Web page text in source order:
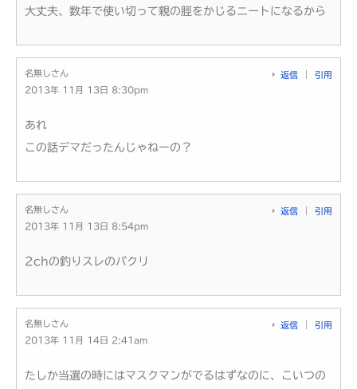
大丈夫、数年で使い切って親の脛をかじるニートになるから
名無しさん
2013年 11月 13日 8:30pm
返信 引用
あれ
この話デマだったんじゃねーの？
名無しさん
2013年 11月 13日 8:54pm
返信 引用
2chの釣りスレのパクリ
名無しさん
2013年 11月 14日 2:41am
返信 引用
たしか当選の時にはマスクマンがでるはずなのに、こいつの